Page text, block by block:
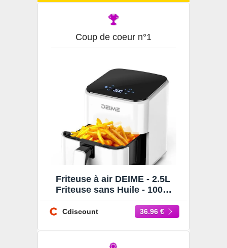
Coup de coeur n°1
Friteuse à air DEIME - 2.5L
Friteuse sans Huile - 1000W
Temps Réglable
Cdiscount 36.96 €